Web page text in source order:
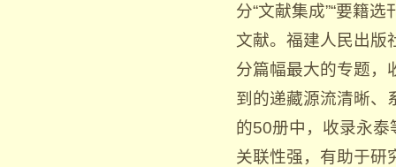
分“文献集成”“要籍
文献。福建人民出版
分篇幅最大的专题，
到的递藏源流清晰、
的50册中，收录永
关联性强，有助于研